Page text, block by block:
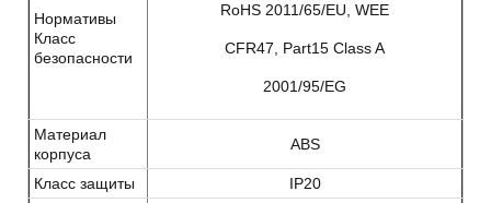
Нормативы
Класс
безопасности
RoHS 2011/65/EU, WEE
CFR47, Part15 Class A
2001/95/EG
Материал
корпуса
ABS
Класс защиты
IP20